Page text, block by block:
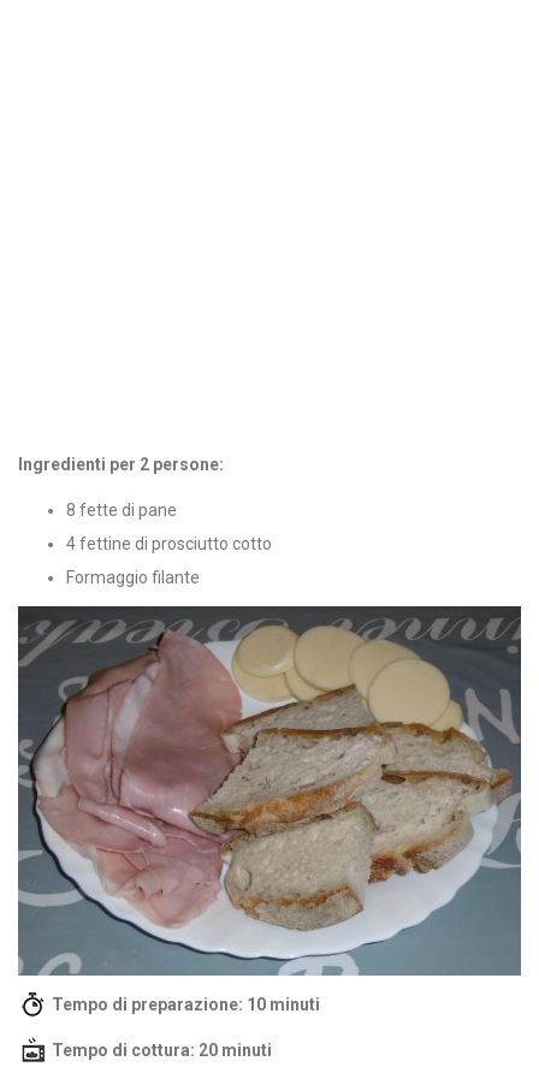
Ingredienti per 2 persone:
8 fette di pane
4 fettine di prosciutto cotto
Formaggio filante
Tempo di preparazione: 10 minuti
Tempo di cottura: 20 minuti